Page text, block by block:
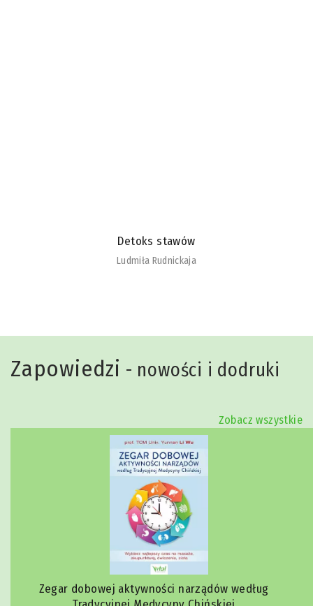
Detoks stawów
Ludmiła Rudnickaja
Zapowiedzi - nowości i dodruki
Zobacz wszystkie
Zegar dobowej aktywności narządów według